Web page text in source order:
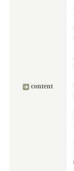
content